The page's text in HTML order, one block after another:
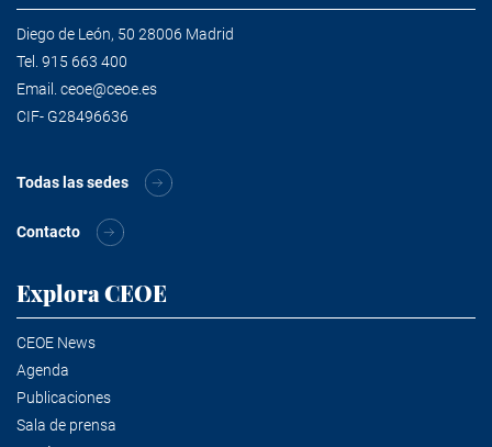
Diego de León, 50 28006 Madrid
Tel. 915 663 400
Email. ceoe@ceoe.es
CIF- G28496636
Todas las sedes
Contacto
Explora CEOE
CEOE News
Agenda
Publicaciones
Sala de prensa